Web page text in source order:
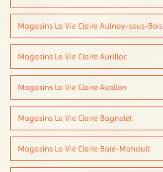
Magasins La Vie Claire Aulnay-sous-Bois
Magasins La Vie Claire Aurillac
Magasins La Vie Claire Avallon
Magasins La Vie Claire Bagnolet
Magasins La Vie Claire Baie-Mahault